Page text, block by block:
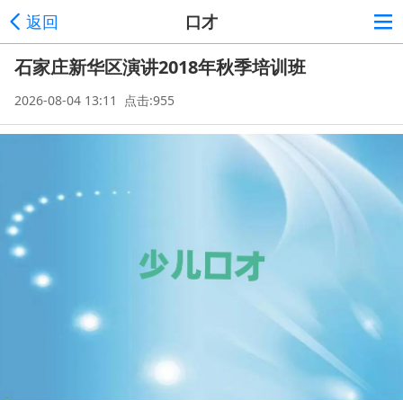
返回 口才
石家庄新华区演讲2018年秋季培训班
2026-08-04 13:11 点击:955